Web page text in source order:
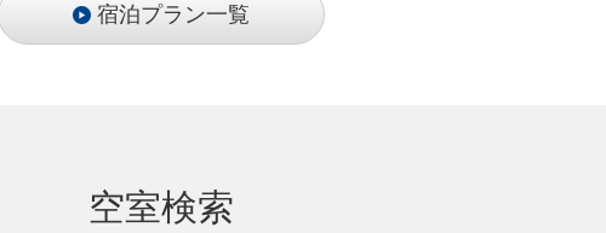
宿泊プラン一覧
空室検索